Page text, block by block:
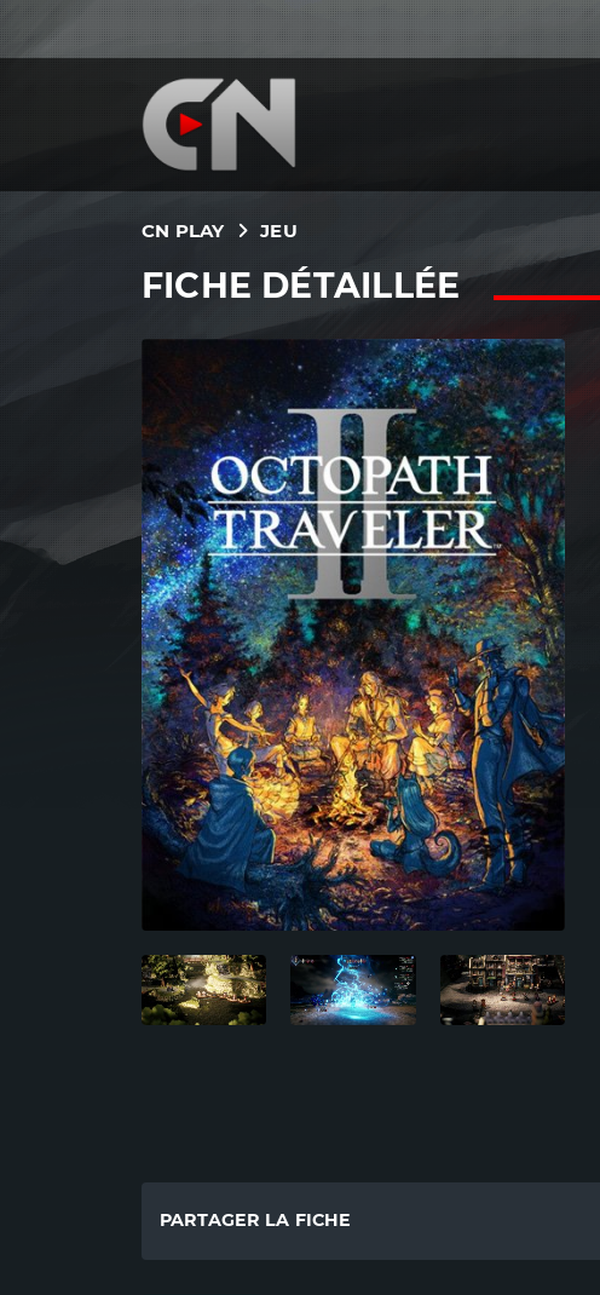
CN PLAY JEU
FICHE DÉTAILLÉE
PARTAGER LA FICHE